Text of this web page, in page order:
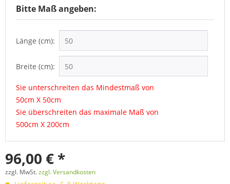
Bitte Maß angeben:
Länge (cm):
Breite (cm):
Sie unterschreiten das Mindestmaß von
50cm X 50cm
Sie überschreiten das maximale Maß von
500cm X 200cm
96,00 € *
zzgl. MwSt.zzgl. Versandkosten